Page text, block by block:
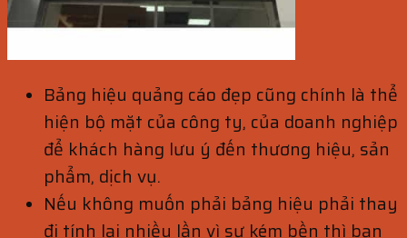
Bảng hiệu quảng cáo đẹp cũng chính là thể
hiện bộ mặt của công ty, của doanh nghiệp
để khách hàng lưu ý đến thương hiệu, sản
phẩm, dịch vụ.
Nếu không muốn phải bảng hiệu phải thay
đi tính lại nhiều lần vì sự kém bền thì bạn